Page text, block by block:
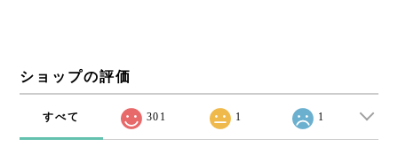
ショップの評価
すべて 301 1 1